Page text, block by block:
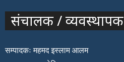
संचालक / व्यवस्थापक
सम्पादकः महमद इस्लाम आलम